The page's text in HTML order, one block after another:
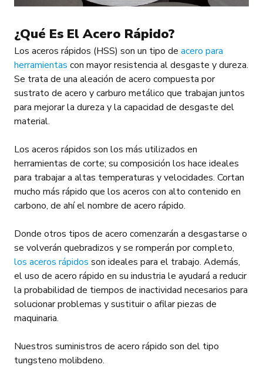
¿Qué Es El Acero Rápido?
Los aceros rápidos (HSS) son un tipo de acero para
herramientas con mayor resistencia al desgaste y dureza.
Se trata de una aleación de acero compuesta por
sustrato de acero y carburo metálico que trabajan juntos
para mejorar la dureza y la capacidad de desgaste del
material.
Los aceros rápidos son los más utilizados en
herramientas de corte; su composición los hace ideales
para trabajar a altas temperaturas y velocidades. Cortan
mucho más rápido que los aceros con alto contenido en
carbono, de ahí el nombre de acero rápido.
Donde otros tipos de acero comenzarán a desgastarse o
se volverán quebradizos y se romperán por completo,
los aceros rápidos son ideales para el trabajo. Además,
el uso de acero rápido en su industria le ayudará a reducir
la probabilidad de tiempos de inactividad necesarios para
solucionar problemas y sustituir o afilar piezas de
maquinaria.
Nuestros suministros de acero rápido son del tipo
tungsteno molibdeno.